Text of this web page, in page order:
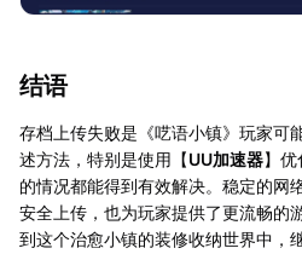
结语
存档上传失败是《呓语小镇》玩家可
述方法，特别是使用【UU加速器】
的情况都能得到有效解决。稳定的网
安全上传，也为玩家提供了更流畅的
到这个治愈小镇的装修收纳世界中，